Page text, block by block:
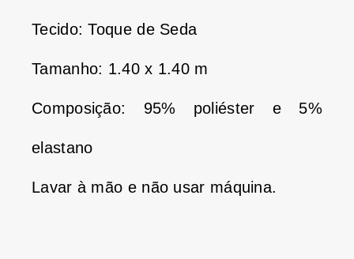
Tecido: Toque de Seda
Tamanho: 1.40 x 1.40 m
Composição: 95% poliéster e 5%
elastano
Lavar à mão e não usar máquina.